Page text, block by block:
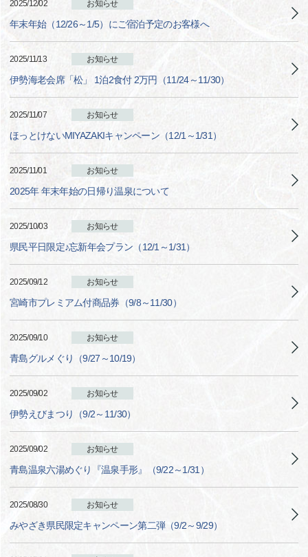
2025/12/02 お知らせ
年末年始（12/26～1/5）にご宿泊予定のお客様へ
2025/11/13 お知らせ
伊勢海老会席「松」 1泊2食付 2万円（11/24～11/30）
2025/11/07 お知らせ
ほっとけないMIYAZAKIキャンペーン（12/1～1/31）
2025/11/01 お知らせ
2025年 年末年始の日帰り温泉について
2025/10/03 お知らせ
県民平日限定♪忘新年会プラン（12/1～1/31）
2025/09/12 お知らせ
宮崎市プレミアム付商品券（9/8～11/30）
2025/09/10 お知らせ
青島グルメぐり（9/27～10/19）
2025/09/02 お知らせ
伊勢えびまつり（9/2～11/30）
2025/09/02 お知らせ
青島温泉六湯めぐり『温泉手形』（9/22～1/31）
2025/08/30 お知らせ
みやざき県民限定キャンペーン第二弾（9/2～9/29）